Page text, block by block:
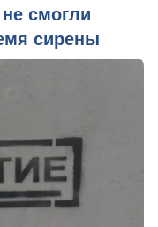
смогли
сирены